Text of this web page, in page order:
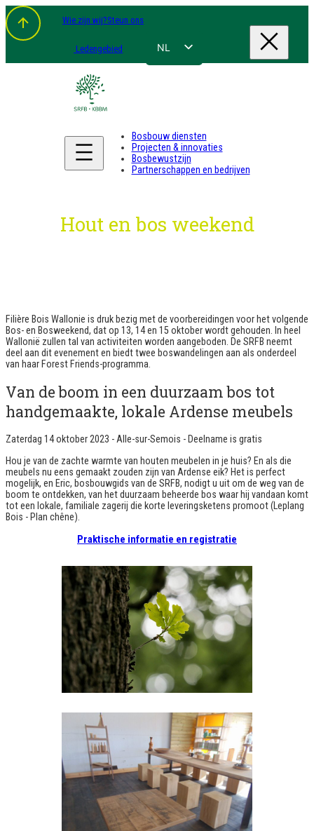
Spring
naar
de
inhoud
Wie zijn wij?Steun ons
Ledengebied NL
DE
Bosbouw diensten
Projecten & innovaties
Bosbewustzijn
Partnerschappen en bedrijven
Hout en bos weekend
Filière Bois Wallonie is druk bezig met de voorbereidingen voor het volgende
Bos- en Bosweekend, dat op 13, 14 en 15 oktober wordt gehouden. In heel
Wallonië zullen tal van activiteiten worden aangeboden. De SRFB neemt
deel aan dit evenement en biedt twee boswandelingen aan als onderdeel
van haar Forest Friends-programma.
Van de boom in een duurzaam bos tot
handgemaakte, lokale Ardense meubels
Zaterdag 14 oktober 2023 - Alle-sur-Semois - Deelname is gratis
Hou je van de zachte warmte van houten meubelen in je huis? En als die
meubels nu eens gemaakt zouden zijn van Ardense eik? Het is perfect
mogelijk, en Eric, bosbouwgids van de SRFB, nodigt u uit om de weg van de
boom te ontdekken, van het duurzaam beheerde bos waar hij vandaan komt
tot een lokale, familiale zagerij die korte leveringsketens promoot (Leplang
Bois - Plan chêne).
Praktische informatie en registratie